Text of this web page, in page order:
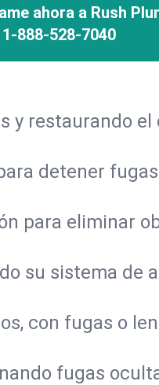
ahora a Rush
1-888-528-7040
y restaurando el
detener
para eliminar
su sistema de
con fugas o
fugas